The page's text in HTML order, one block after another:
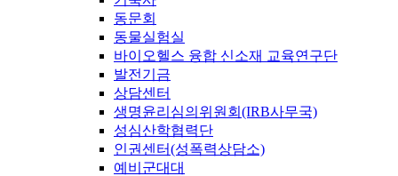
동문회
동물실험실
바이오헬스 융합 신소재 교육연구단
발전기금
상담센터
생명윤리심의위원회(IRB사무국)
성심산학협력단
인권센터(성폭력상담소)
예비군대대